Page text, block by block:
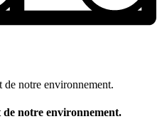
de notre environnement.